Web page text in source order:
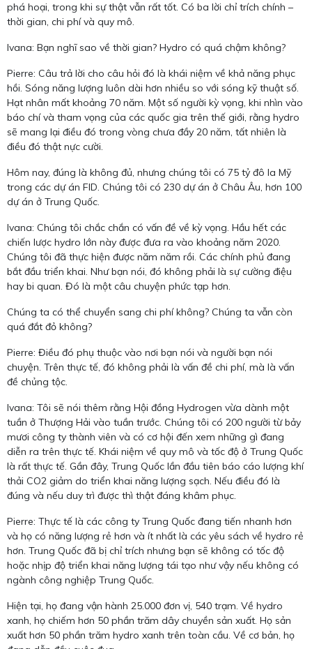
phá hoại, trong khi sự thật vẫn rất tốt. Có ba lời chỉ trích chính –
thời gian, chi phí và quy mô.
Ivana: Bạn nghĩ sao về thời gian? Hydro có quá chậm không?
Pierre: Câu trả lời cho câu hỏi đó là khái niệm về khả năng phục
hồi. Sóng năng lượng luôn dài hơn nhiều so với sóng kỹ thuật số.
Hạt nhân mất khoảng 70 năm. Một số người kỳ vọng, khi nhìn vào
báo chí và tham vọng của các quốc gia trên thế giới, rằng hydro
sẽ mang lại điều đó trong vòng chưa đầy 20 năm, tất nhiên là
điều đó thật nực cười.
Hôm nay, đúng là không đủ, nhưng chúng tôi có 75 tỷ đô la Mỹ
trong các dự án FID. Chúng tôi có 230 dự án ở Châu Âu, hơn 100
dự án ở Trung Quốc.
Ivana: Chúng tôi chắc chắn có vấn đề về kỳ vọng. Hầu hết các
chiến lược hydro lớn này được đưa ra vào khoảng năm 2020.
Chúng tôi đã thực hiện được năm năm rồi. Các chính phủ đang
bắt đầu triển khai. Như bạn nói, đó không phải là sự cường điệu
hay bi quan. Đó là một câu chuyện phức tạp hơn.
Chúng ta có thể chuyển sang chi phí không? Chúng ta vẫn còn
quá đắt đỏ không?
Pierre: Điều đó phụ thuộc vào nơi bạn nói và người bạn nói
chuyện. Trên thực tế, đó không phải là vấn đề chi phí, mà là vấn
đề chủng tộc.
Ivana: Tôi sẽ nói thêm rằng Hội đồng Hydrogen vừa dành một
tuần ở Thượng Hải vào tuần trước. Chúng tôi có 200 người từ bảy
mươi công ty thành viên và có cơ hội đến xem những gì đang
diễn ra trên thực tế. Khái niệm về quy mô và tốc độ ở Trung Quốc
là rất thực tế. Gần đây, Trung Quốc lần đầu tiên báo cáo lượng khí
thải CO2 giảm do triển khai năng lượng sạch. Nếu điều đó là
đúng và nếu duy trì được thì thật đáng khâm phục.
Pierre: Thực tế là các công ty Trung Quốc đang tiến nhanh hơn
và họ có năng lượng rẻ hơn và ít nhất là các yêu sách về hydro rẻ
hơn. Trung Quốc đã bị chỉ trích nhưng bạn sẽ không có tốc độ
hoặc nhịp độ triển khai năng lượng tái tạo như vậy nếu không có
ngành công nghiệp Trung Quốc.
Hiện tại, họ đang vận hành 25.000 đơn vị, 540 trạm. Về hydro
xanh, họ chiếm hơn 50 phần trăm dây chuyền sản xuất. Họ sản
xuất hơn 50 phần trăm hydro xanh trên toàn cầu. Về cơ bản, họ